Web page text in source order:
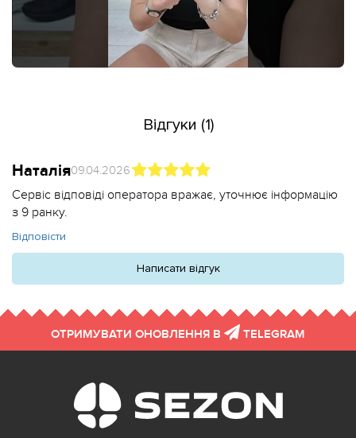
Відгуки (1)
Наталія09.04.2026
Сервіс відповіді оператора вражає, уточнює інформацію
з 9 ранку.
Відповісти
Написати відгук
ОТРИМУВАТИ ОНОВЛЕННЯ В TELEGRAM